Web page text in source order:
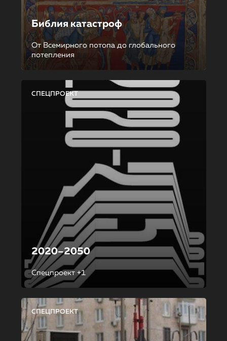
Библия катастроф
От Всемирного потопа до глобального
потепления
СПЕЦПРОЕКТ
2020–2050
Спецпроект +1
СПЕЦПРОЕКТ